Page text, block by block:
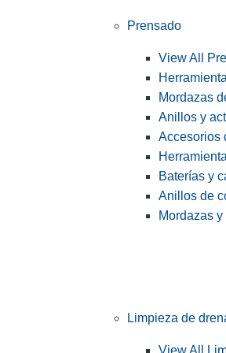
Prensado
View All
Mordazas
Anillos y
Accesorios
Baterías y
Anillos de
Mordazas
Limpieza de
View All